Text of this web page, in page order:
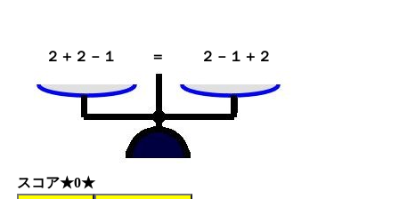
２＋２－１ ＝ ２－１＋２
スコア★0★